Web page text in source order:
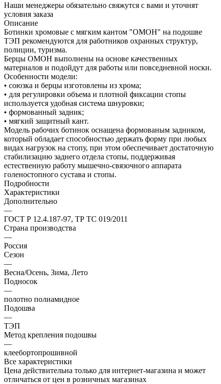
Наши менеджеры обязательно свяжутся с вами и уточнят
условия заказа
Описание
Ботинки хромовые с мягким кантом "ОМОН" на подошве
ТЭП рекомендуются для работников охранных структур,
полиции, туризма.
Берцы ОМОН выполнены на основе качественных
материалов и подойдут для работы или повседневной носки.
Особенности модели:
• союзка и берцы изготовлены из хрома;
• для регулировки объема и плотной фиксации стопы
используется удобная система шнуровки;
• формованный задник;
• мягкий защитный кант.
Модель рабочих ботинок оснащена формованым задником,
который обладает способностью держать форму при любых
видах нагрузок на стопу, при этом обеспечивает достаточную
стабилизацию заднего отдела стопы, поддерживая
естественную работу мышечно-связочного аппарата
голеностопного сустава и стопы.
Подробности
Характеристики
Дополнительно
—
ГОСТ Р 12.4.187-97, ТР ТС 019/2011
Страна производства
—
Россия
Сезон
—
Весна/Осень, Зима, Лето
Подносок
—
полотно полиамидное
Подошва
—
ТЭП
Метод крепления подошвы
—
клеебортопрошивной
Все характеристики
Цена действительна только для интернет-магазина и может
отличаться от цен в розничных магазинах